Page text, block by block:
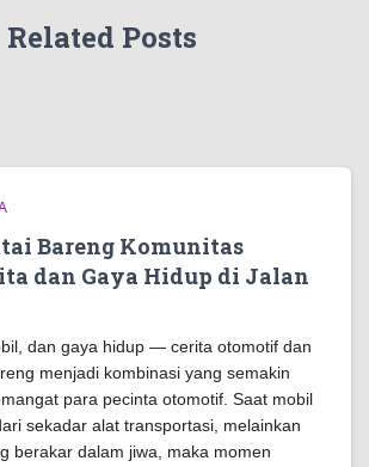
Related Posts
Bareng Komunitas
dan Gaya Hidup di Jalan
dan gaya hidup — cerita otomotif dan
menjadi kombinasi yang semakin
para pecinta otomotif. Saat mobil
sekadar alat transportasi, melainkan
berakar dalam jiwa, maka momen